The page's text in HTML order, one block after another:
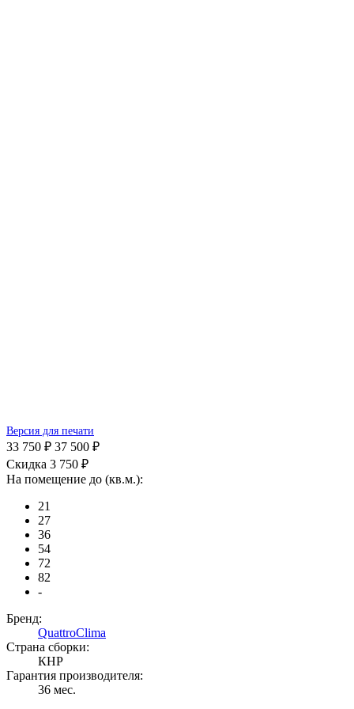
Версия для печати
33 750 ₽ 37 500 ₽
Скидка 3 750 ₽
На помещение до (кв.м.):
21
27
36
54
72
82
-
Бренд:
QuattroClima
Страна сборки:
КНР
Гарантия производителя:
36 мес.